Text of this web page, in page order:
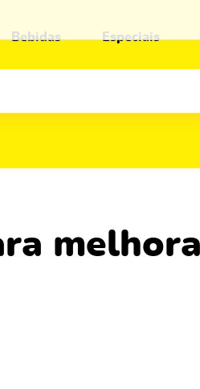
Bebidas Especiais